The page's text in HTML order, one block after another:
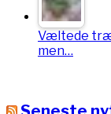
Væltede
men…